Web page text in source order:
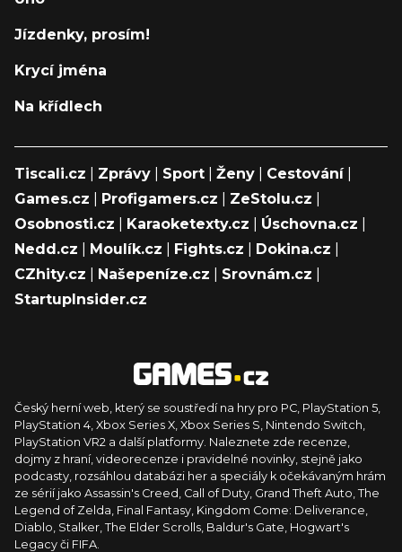
Jízdenky, prosím!
Krycí jména
Na křídlech
Tiscali.cz Zprávy Sport Ženy Cestování|
Games.cz
Profigamers.cz ZeStolu.cz
Osobnosti.cz
Karaoketexty.cz Úschovna.cz
Nedd.cz
Moulík.cz Fights.cz Dokina.cz
CZhity.cz
Našepeníze.cz Srovnám.cz
StartupInsider.cz
Český herní web, který se soustředí na hry pro PC, PlayStation 5,
PlayStation 4, Xbox Series X, Xbox Series S, Nintendo Switch,
PlayStation VR2 a další platformy. Naleznete zde recenze,
dojmy z hraní, videorecenze i pravidelné novinky, stejně jako
podcasty, rozsáhlou databázi her a speciály k očekávaným hrám
ze sérií jako Assassin's Creed, Call of Duty, Grand Theft Auto, The
Legend of Zelda, Final Fantasy, Kingdom Come: Deliverance,
Diablo, Stalker, The Elder Scrolls, Baldur's Gate, Hogwart's
Legacy či FIFA.